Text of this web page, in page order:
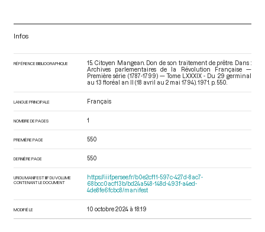
Infos
RÉFÉRENCE BIBLIOGRAPHIQUE
15. Citoyen Mangean. Don de son traitement de prêtre. Dans :
Archives parlementaires de la Révolution Française —
Première série (1787-1799) — Tome LXXXIX - Du 29 germinal
au 13 floréal an II (18 avril au 2 mai 1794) . 1971. p. 550.
LANGUE PRINCIPALE Français
NOMBRE DE PAGES 1
PREMIÈRE PAGE 550
DERNIÈRE PAGE 550
URI DU MANIFEST IIIF DU VOLUME
CONTENANT LE DOCUMENT
https://iiif.persee.fr/b0e2cf11-597c-427d-8ac7-
68bcc0acf13b/bd24a548-148d-493f-a4ed-
4de8fe6fcbc8/manifest
MODIFIÉ LE 10 octobre 2024 à 18:19